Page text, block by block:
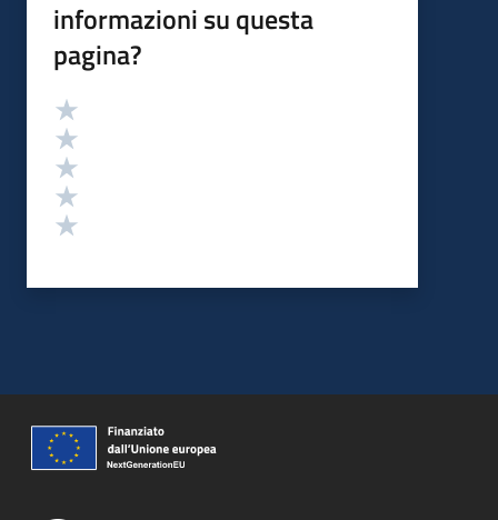
informazioni su questa
pagina?
Valutazione